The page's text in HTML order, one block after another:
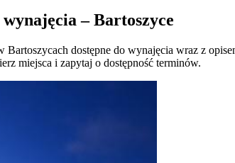
– Bartoszyce
Bartoszycach dostępne do wynajęcia wraz z
miejsca i zapytaj o dostępność terminów.